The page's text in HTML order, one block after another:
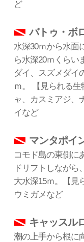
ど
バトゥ・ボ
水深30ｍから水面
ら水深20ｍくらい
ダイ、スズメダイ
ｍ。 【見られる
ャ、カスミアジ、
イなど
マンタポイ
コモド島の東側に
ドリフトしながら
大水深15ｍ。【見
ウミガメなど
キャッスル
潮の上手から根に